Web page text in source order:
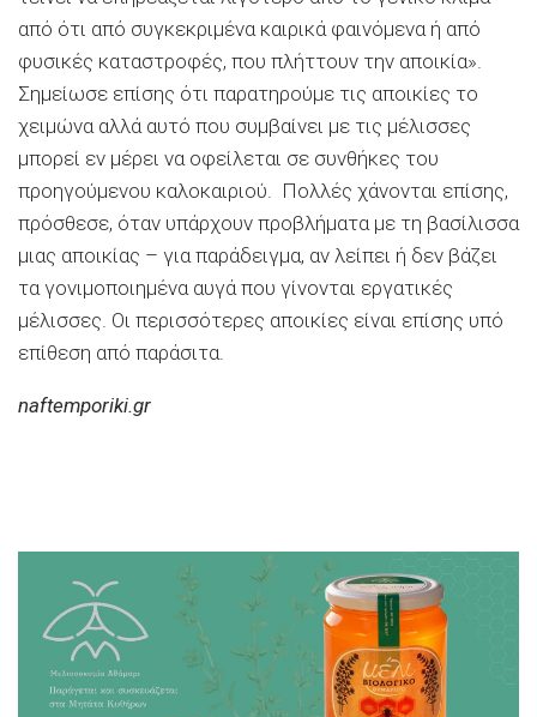
από ότι από συγκεκριμένα καιρικά φαινόμενα ή από
φυσικές καταστροφές, που πλήττουν την αποικία».
Σημείωσε επίσης ότι παρατηρούμε τις αποικίες το
χειμώνα αλλά αυτό που συμβαίνει με τις μέλισσες
μπορεί εν μέρει να οφείλεται σε συνθήκες του
προηγούμενου καλοκαιριού. Πολλές χάνονται επίσης,
πρόσθεσε, όταν υπάρχουν προβλήματα με τη βασίλισσα
μιας αποικίας – για παράδειγμα, αν λείπει ή δεν βάζει
τα γονιμοποιημένα αυγά που γίνονται εργατικές
μέλισσες. Οι περισσότερες αποικίες είναι επίσης υπό
επίθεση από παράσιτα.
naftemporiki.gr